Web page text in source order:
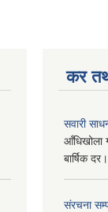
कर
सवारी
आँधिखोला
बार्षिक दर।
संरचना